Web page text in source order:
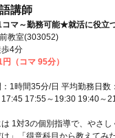
講師
マ～勤務可能★就活に役立
躍中
教室(303052)
歩4分
（コマ 95分）
1時間35分/日 平均勤務日数
17:55～19:30 19:40～
1対3の個別指導で、やさし